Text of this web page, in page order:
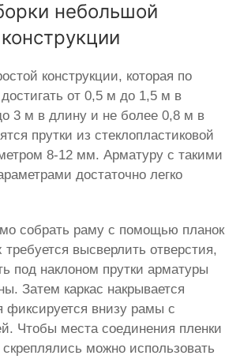
небольшой
конструкции, которая по
от 0,5 м до 1,5 м в
3 м в длину и не более 0,8 м в
прутки из стеклопластиковой
8-12 мм. Арматуру с такими
достаточно легко
собрать раму с помощью планок
высверлить отверстия,
под наклоном прутки арматуры
Затем каркас накрывается
фиксируется внизу рамы с
Чтобы места соединения пленки
можно использовать